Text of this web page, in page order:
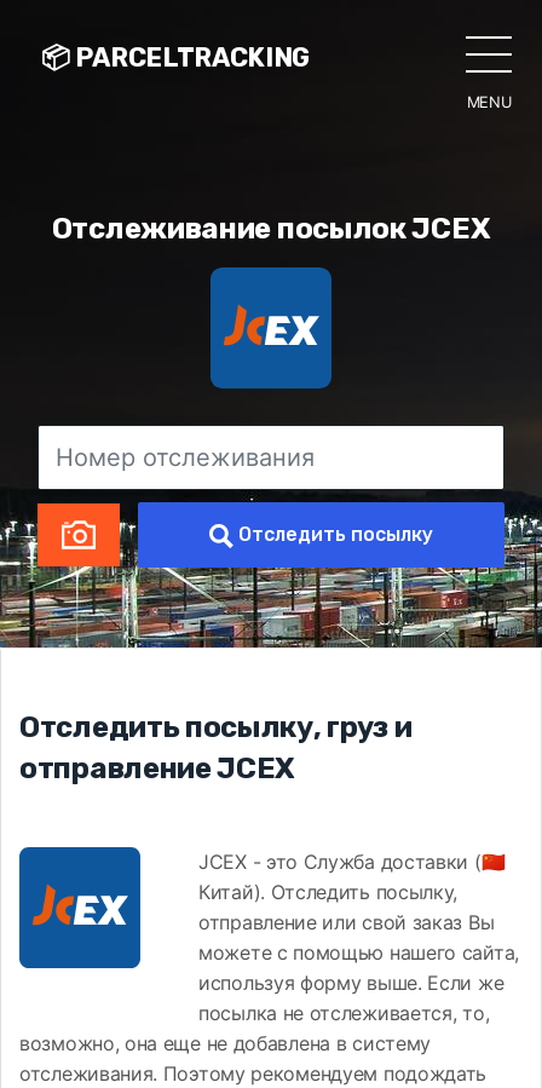
MENU
📦 PARCELTRACKING
Отслеживание посылок JCEX
Отследить посылку
Отследить посылку, груз и
отправление JCEX
JCEX - это Служба доставки (🇨🇳
Китай). Отследить посылку,
отправление или свой заказ Вы
можете с помощью нашего сайта,
используя форму выше. Если же
посылка не отслеживается, то,
возможно, она еще не добавлена в систему
отслеживания. Поэтому рекомендуем подождать